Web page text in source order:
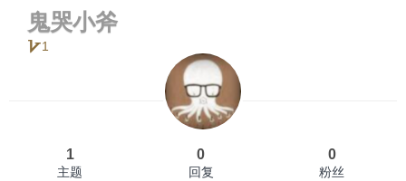
鬼哭小斧
1
1
主题
0
回复
0
粉丝